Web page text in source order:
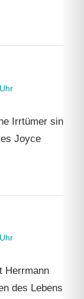
Irrtümer sind
Joyce
Herrmann
des Lebens